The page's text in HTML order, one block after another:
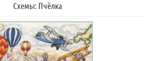
Схемы: Пчёлка